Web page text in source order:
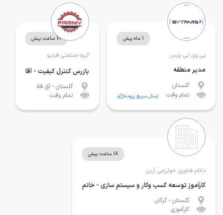
1 ماه پیش
بی وی تی پارس
مدیر منطقه
گلستان
تمام وقت
ارسال سریع رزومه
18 ساعت پیش
گروه صنعتی فرنیو
بازرس کنترل کیفیت - آقا
گلستان - آق قلا
تمام وقت
18 ساعت پیش
داتام فناوری خوارزمی آرین
کارآموز توسعه کسب وکار و سیستم سازی - خانم
گلستان - گرگان
کارآموزی